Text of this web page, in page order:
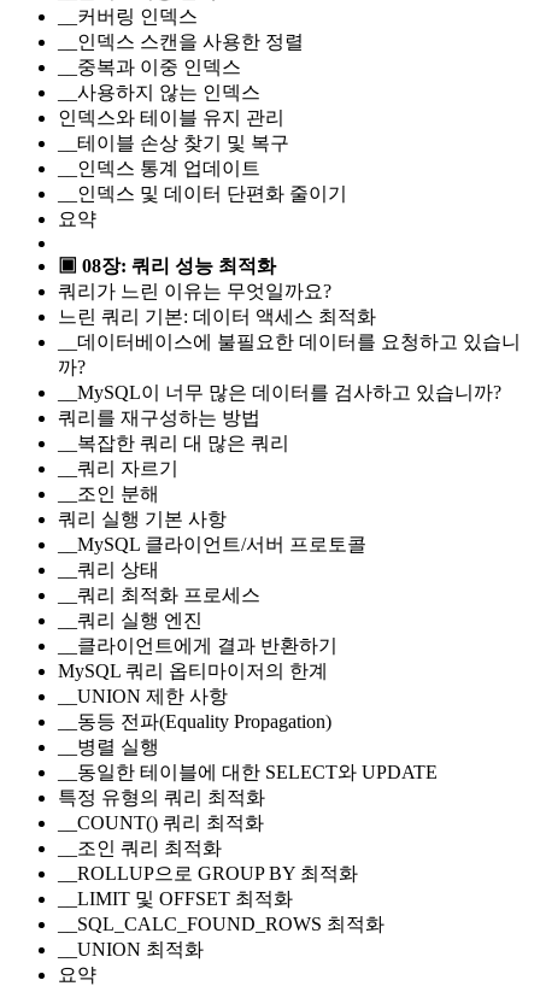
__커버링 인덱스
__인덱스 스캔을 사용한 정렬
__중복과 이중 인덱스
__사용하지 않는 인덱스
인덱스와 테이블 유지 관리
__테이블 손상 찾기 및 복구
__인덱스 통계 업데이트
__인덱스 및 데이터 단편화 줄이기
요약
▣ 08장: 쿼리 성능 최적화
쿼리가 느린 이유는 무엇일까요?
느린 쿼리 기본: 데이터 액세스 최적화
__데이터베이스에 불필요한 데이터를 요청하고 있습니
까?
__MySQL이 너무 많은 데이터를 검사하고 있습니까?
쿼리를 재구성하는 방법
__복잡한 쿼리 대 많은 쿼리
__쿼리 자르기
__조인 분해
쿼리 실행 기본 사항
__MySQL 클라이언트/서버 프로토콜
__쿼리 상태
__쿼리 최적화 프로세스
__쿼리 실행 엔진
__클라이언트에게 결과 반환하기
MySQL 쿼리 옵티마이저의 한계
__UNION 제한 사항
__동등 전파(Equality Propagation)
__병렬 실행
__동일한 테이블에 대한 SELECT와 UPDATE
특정 유형의 쿼리 최적화
__COUNT() 쿼리 최적화
__조인 쿼리 최적화
__ROLLUP으로 GROUP BY 최적화
__LIMIT 및 OFFSET 최적화
__SQL_CALC_FOUND_ROWS 최적화
__UNION 최적화
요약